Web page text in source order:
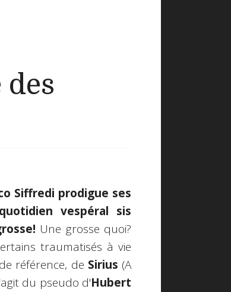
Siffredi prodigue ses
vespéral sis
Une grosse quoi?
traumatisés à vie
référence, de Sirius (A
du pseudo d'Hubert